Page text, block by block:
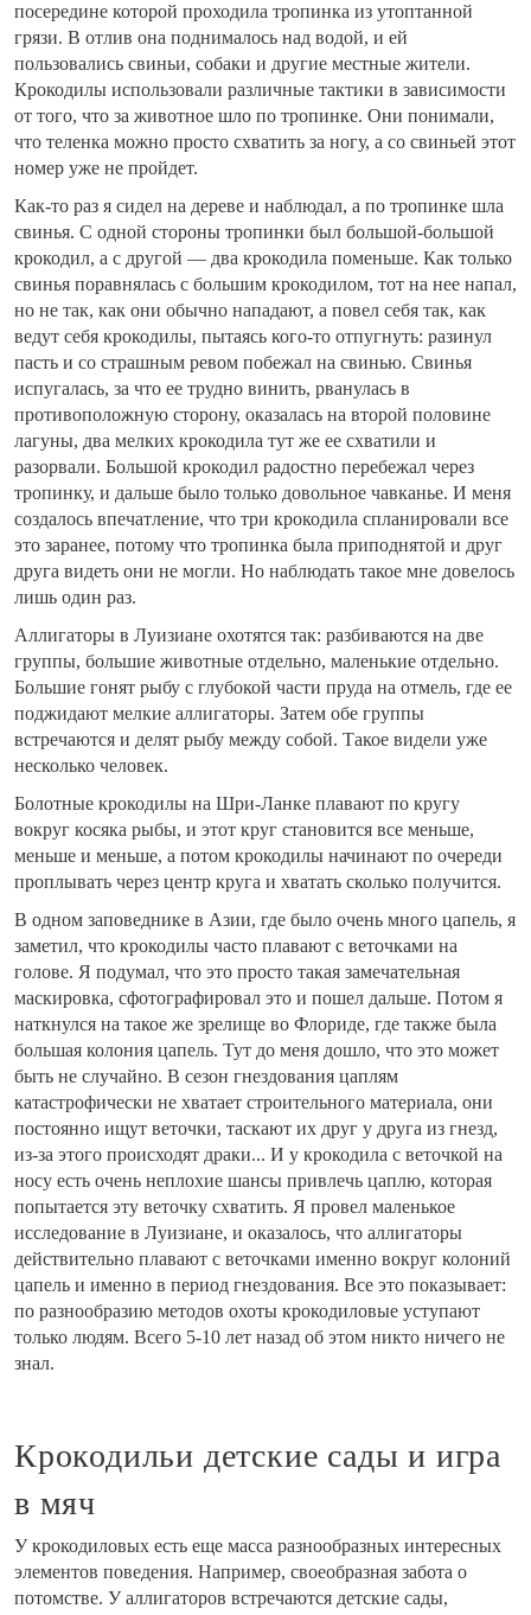
посередине которой проходила тропинка из утоптанной
грязи. В отлив она поднималось над водой, и ей
пользовались свиньи, собаки и другие местные жители.
Крокодилы использовали различные тактики в зависимости
от того, что за животное шло по тропинке. Они понимали,
что теленка можно просто схватить за ногу, а со свиньей этот
номер уже не пройдет.
Как-то раз я сидел на дереве и наблюдал, а по тропинке шла
свинья. С одной стороны тропинки был большой-большой
крокодил, а с другой — два крокодила поменьше. Как только
свинья поравнялась с большим крокодилом, тот на нее напал,
но не так, как они обычно нападают, а повел себя так, как
ведут себя крокодилы, пытаясь кого-то отпугнуть: разинул
пасть и со страшным ревом побежал на свинью. Свинья
испугалась, за что ее трудно винить, рванулась в
противоположную сторону, оказалась на второй половине
лагуны, два мелких крокодила тут же ее схватили и
разорвали. Большой крокодил радостно перебежал через
тропинку, и дальше было только довольное чавканье. И меня
создалось впечатление, что три крокодила спланировали все
это заранее, потому что тропинка была приподнятой и друг
друга видеть они не могли. Но наблюдать такое мне довелось
лишь один раз.
Аллигаторы в Луизиане охотятся так: разбиваются на две
группы, большие животные отдельно, маленькие отдельно.
Большие гонят рыбу с глубокой части пруда на отмель, где ее
поджидают мелкие аллигаторы. Затем обе группы
встречаются и делят рыбу между собой. Такое видели уже
несколько человек.
Болотные крокодилы на Шри-Ланке плавают по кругу
вокруг косяка рыбы, и этот круг становится все меньше,
меньше и меньше, а потом крокодилы начинают по очереди
проплывать через центр круга и хватать сколько получится.
В одном заповеднике в Азии, где было очень много цапель, я
заметил, что крокодилы часто плавают с веточками на
голове. Я подумал, что это просто такая замечательная
маскировка, сфотографировал это и пошел дальше. Потом я
наткнулся на такое же зрелище во Флориде, где также была
большая колония цапель. Тут до меня дошло, что это может
быть не случайно. В сезон гнездования цаплям
катастрофически не хватает строительного материала, они
постоянно ищут веточки, таскают их друг у друга из гнезд,
из-за этого происходят драки... И у крокодила с веточкой на
носу есть очень неплохие шансы привлечь цаплю, которая
попытается эту веточку схватить. Я провел маленькое
исследование в Луизиане, и оказалось, что аллигаторы
действительно плавают с веточками именно вокруг колоний
цапель и именно в период гнездования. Все это показывает:
по разнообразию методов охоты крокодиловые уступают
только людям. Всего 5-10 лет назад об этом никто ничего не
знал.
Крокодильи детские сады и игра
в мяч
У крокодиловых есть еще масса разнообразных интересных
элементов поведения. Например, своеобразная забота о
потомстве. У аллигаторов встречаются детские сады,